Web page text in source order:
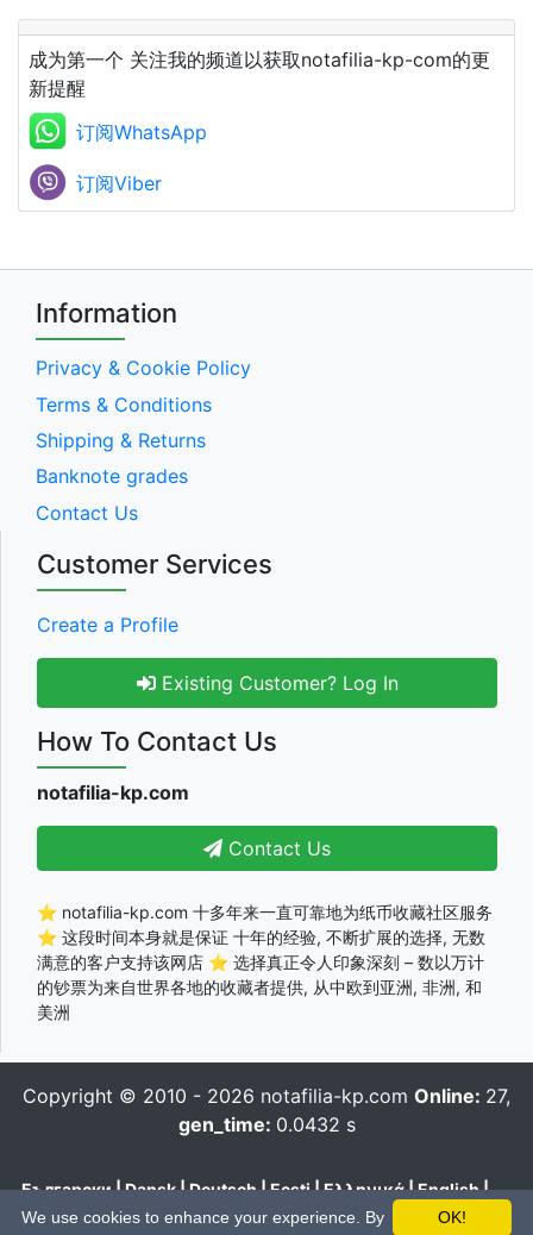
成为第一个 关注我的频道以获取notafilia-kp-com的更
新提醒
订阅WhatsApp
订阅Viber
Information
Privacy & Cookie Policy
Terms & Conditions
Shipping & Returns
Banknote grades
Contact Us
Customer Services
Create a Profile
Existing Customer? Log In
How To Contact Us
notafilia-kp.com
Contact Us
⭐ notafilia-kp.com 十多年来一直可靠地为纸币收藏社区服务
⭐ 这段时间本身就是保证 十年的经验, 不断扩展的选择, 无数
满意的客户支持该网店 ⭐ 选择真正令人印象深刻 – 数以万计
的钞票为来自世界各地的收藏者提供, 从中欧到亚洲, 非洲, 和
美洲
Copyright © 2010 - 2026 notafilia-kp.com Online: 27,
gen_time: 0.0432 s
Български|Dansk|Deutsch|Eesti|Ελληνικά|English|
Español|Français|Hrvatski|Italiano|Latviešu Lietuvių
OK!
We use cookies to enhance your experience. By